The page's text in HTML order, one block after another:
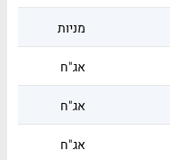
מניות
אג"ח
אג"ח
אג"ח